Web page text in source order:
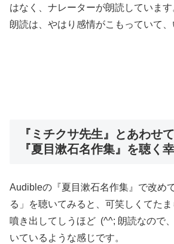
はなく、ナレーターが朗読しています
朗読は、やはり感情がこもっていて、
『ミチクサ先生』とあわせ
『夏目漱石名作集』を聴く
Audibleの『夏目漱石名作集』で改め
る」を聴いてみると、可笑しくてた
噴き出してしうほど (^^; 朗読なので
いているような感じです。